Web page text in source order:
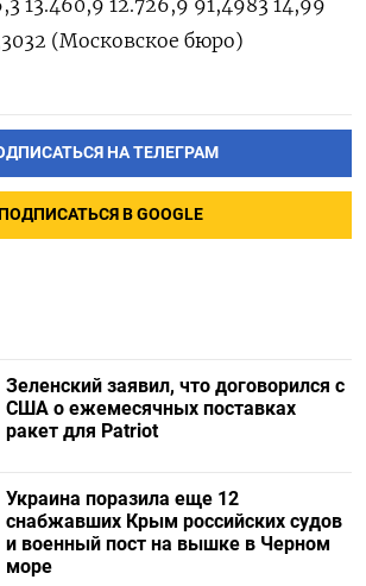
13.460,9 12.726,9 91,4983 14,99
(Московское бюро)
НА ТЕЛЕГРАМ
В GOOGLE
Зеленский заявил, что договорился с
США о ежемесячных поставках
ракет для Patriot
Украина поразила еще 12
снабжавших Крым российских судов
и военный пост на вышке в Черном
море